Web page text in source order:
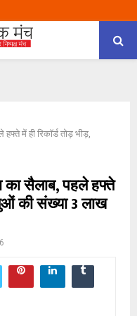
में ही रिकॉर्ड तोड़ भीड़,
का सैलाब, पहले हफ्ते
की संख्या 3 लाख